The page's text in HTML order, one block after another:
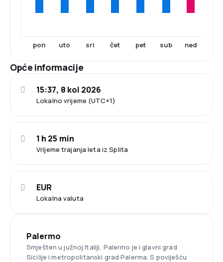
pon uto sri čet pet sub ned
Opće informacije
Lokalno vrijeme (UTC+1)
15:37, 8 kol 2026
Vrijeme trajanja leta iz Splita
1 h 25 min
Lokalna valuta
EUR
Palermo
Smješten u južnoj Italiji, Palermo je i glavni grad
Sicilije i metropolitanski grad Palerma. S poviješću